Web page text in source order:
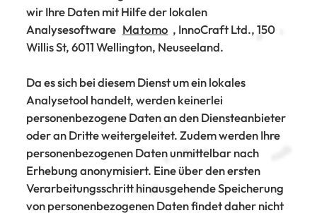
wir Ihre Daten mit Hilfe der lokalen
Analysesoftware Matomo , InnoCraft Ltd., 150
Willis St, 6011 Wellington, Neuseeland.
Da es sich bei diesem Dienst um ein lokales
Analysetool handelt, werden keinerlei
personenbezogene Daten an den Diensteanbieter
oder an Dritte weitergeleitet. Zudem werden Ihre
personenbezogenen Daten unmittelbar nach
Erhebung anonymisiert. Eine über den ersten
Verarbeitungsschritt hinausgehende Speicherung
von personenbezogenen Daten findet daher nicht